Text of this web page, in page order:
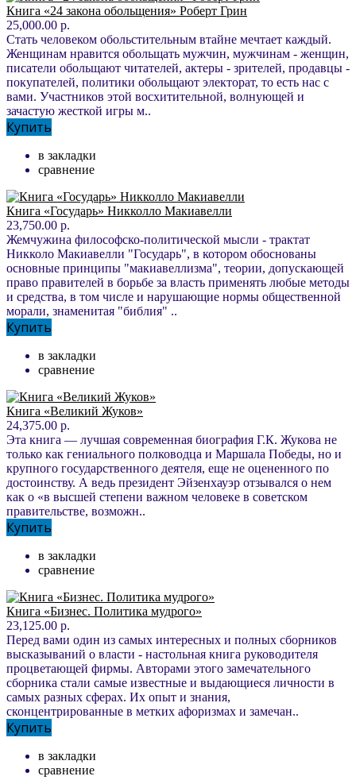
Книга «24 закона обольщения» Роберт Грин
25,000.00 р.
Стать человеком обольстительным втайне мечтает каждый.
Женщинам нравится обольщать мужчин, мужчинам - женщин,
писатели обольщают читателей, актеры - зрителей, продавцы -
покупателей, политики обольщают электорат, то есть нас с
вами. Участников этой восхитительной, волнующей и
зачастую жесткой игры м..
Купить
в закладки
сравнение
Книга «Государь» Никколло Макиавелли
23,750.00 р.
Жемчужина философско-политической мысли - трактат
Никколо Макиавелли "Государь", в котором обоснованы
основные принципы "макиавеллизма", теории, допускающей
право правителей в борьбе за власть применять любые методы
и средства, в том числе и нарушающие нормы общественной
морали, знаменитая "библия" ..
Купить
в закладки
сравнение
Книга «Великий Жуков»
24,375.00 р.
Эта книга — лучшая современная биография Г.К. Жукова не
только как гениального полководца и Маршала Победы, но и
крупного государственного деятеля, еще не оцененного по
достоинству. А ведь президент Эйзенхауэр отзывался о нем
как о «в высшей степени важном человеке в советском
правительстве, возможн..
Купить
в закладки
сравнение
Книга «Бизнес. Политика мудрого»
23,125.00 р.
Перед вами один из самых интересных и полных сборников
высказываний о власти - настольная книга руководителя
процветающей фирмы. Авторами этого замечательного
сборника стали самые известные и выдающиеся личности в
самых разных сферах. Их опыт и знания,
сконцентрированные в метких афоризмах и замечан..
Купить
в закладки
сравнение